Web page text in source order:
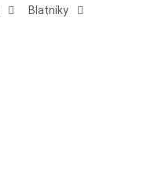
Blatníky